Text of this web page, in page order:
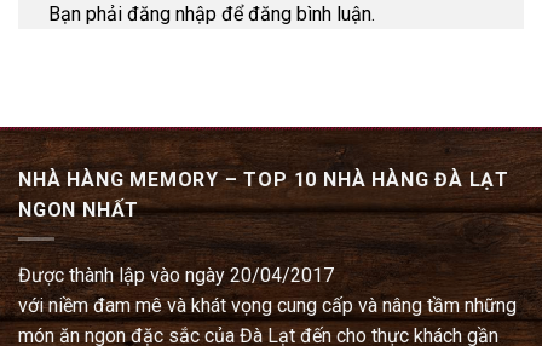
Bạn phải đăng nhập để đăng bình luận.
NHÀ HÀNG MEMORY – TOP 10 NHÀ HÀNG ĐÀ LẠT
NGON NHẤT
Được thành lập vào ngày 20/04/2017
với niềm đam mê và khát vọng cung cấp và nâng tầm những
món ăn ngon đặc sắc của Đà Lạt đến cho thực khách gần